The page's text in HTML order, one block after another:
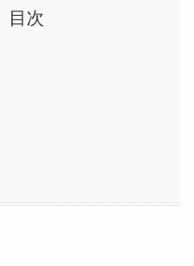
目次